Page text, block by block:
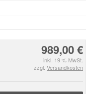
989,00 €
inkl. 19 % MwSt.
zzgl. Versandkosten